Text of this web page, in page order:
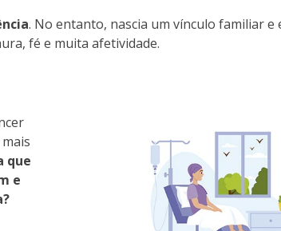
. No entanto, nascia um vínculo familiar e
fé e muita afetividade.
que
e